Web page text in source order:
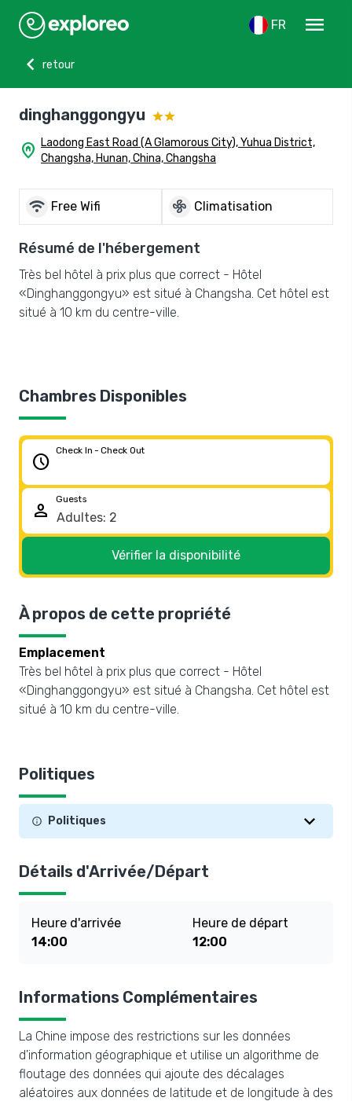
FR
menu
chevron_left
retour
dinghanggongyu
home_pin Laodong East Road (A Glamorous City), Yuhua District,
Changsha, Hunan, China, Changsha
wifi Free Wifi mode_fan Climatisation
Résumé de l'hébergement
Très bel hôtel à prix plus que correct - Hôtel
«Dinghanggongyu» est situé à Changsha. Cet hôtel est
situé à 10 km du centre-ville.
Chambres Disponibles
schedule
Check In - Check Out
person
Guests
Vérifier la disponibilité
À propos de cette propriété
Emplacement
Très bel hôtel à prix plus que correct - Hôtel
«Dinghanggongyu» est situé à Changsha. Cet hôtel est
situé à 10 km du centre-ville.
Politiques
Politiques
Détails d'Arrivée/Départ
Heure d'arrivée
14:00
Heure de départ
12:00
Informations Complémentaires
La Chine impose des restrictions sur les données
d'information géographique et utilise un algorithme de
floutage des données qui ajoute des décalages
aléatoires aux données de latitude et de longitude à des